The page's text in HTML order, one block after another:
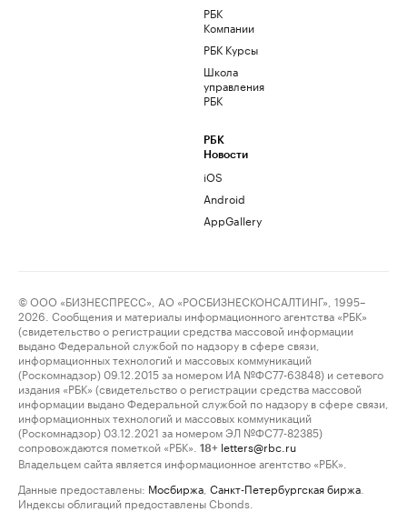
РБК
Компании
РБК Курсы
Школа
управления
РБК
РБК
Новости
iOS
Android
AppGallery
© ООО «БИЗНЕСПРЕСС», АО «РОСБИЗНЕСКОНСАЛТИНГ», 1995–
2026. Сообщения и материалы информационного агентства «РБК»
(свидетельство о регистрации средства массовой информации
выдано Федеральной службой по надзору в сфере связи,
информационных технологий и массовых коммуникаций
(Роскомнадзор) 09.12.2015 за номером ИА №ФС77-63848) и сетевого
издания «РБК» (свидетельство о регистрации средства массовой
информации выдано Федеральной службой по надзору в сфере связи,
информационных технологий и массовых коммуникаций
(Роскомнадзор) 03.12.2021 за номером ЭЛ №ФС77-82385)
сопровождаются пометкой «РБК».
18+ letters@rbc.ru
Владельцем сайта является информационное агентство «РБК».
Данные предоставлены: Мосбиржа Санкт-Петербургская биржа
Индексы облигаций предоставлены Cbonds.